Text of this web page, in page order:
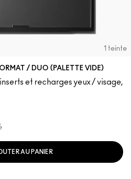
1 teinte
/ DUO (PALETTE VIDE)
et recharges yeux / visage,
AU PANIER